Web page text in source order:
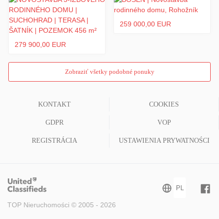
279 900,00 EUR
259 000,00 EUR
Zobraziť všetky podobné ponuky
KONTAKT COOKIES
GDPR VOP
REGISTRÁCIA USTAWIENIA PRYWATNOŚCI
TOP Nieruchomości © 2005 - 2026